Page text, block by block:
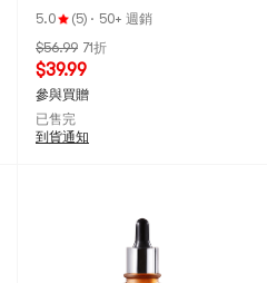
合敏感乾燥 新舊版本隨機發貨
5.0 (5) · 50+ 週銷
$56.99 71折
$39.99
參與買贈
已售完
到貨通知